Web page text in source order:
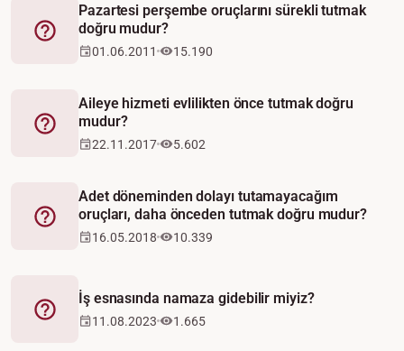
Fetva
Pazartesi perşembe oruçlarını sürekli tutmak
doğru mudur?
01.06.2011 15.190
Fetva
Aileye hizmeti evlilikten önce tutmak doğru
mudur?
22.11.2017 5.602
Fetva
Adet döneminden dolayı tutamayacağım
oruçları, daha önceden tutmak doğru mudur?
16.05.2018 10.339
Fetva
İş esnasında namaza gidebilir miyiz?
11.08.2023 1.665